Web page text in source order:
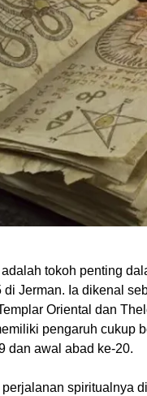
tokoh penting
di Jerman. Ia dikenal
Oriental dan
pengaruh cukup
dan awal abad ke-20.
spiritualnya